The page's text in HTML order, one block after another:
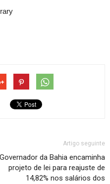
Artigo seguinte
Governador da Bahia encaminha
projeto de lei para reajuste de
14,82% nos salários dos